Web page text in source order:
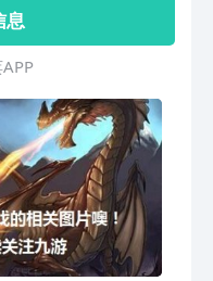
息
P P